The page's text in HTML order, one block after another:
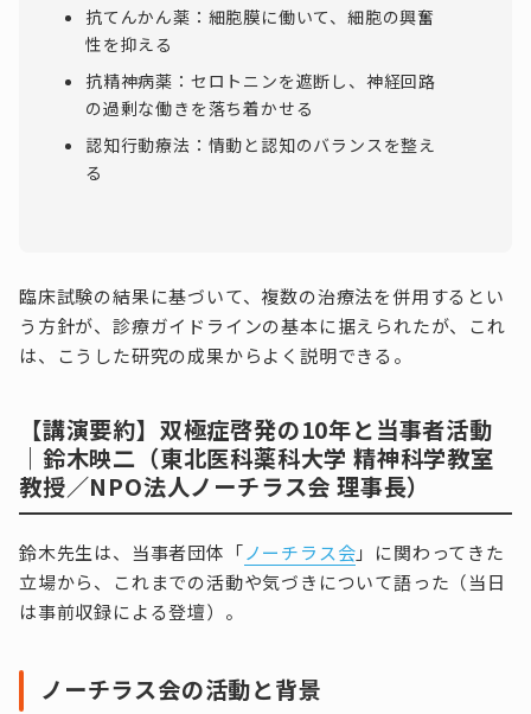
抗てんかん薬：細胞膜に働いて、細胞の興奮
性を抑える
抗精神病薬：セロトニンを遮断し、神経回路
の過剰な働きを落ち着かせる
認知行動療法：情動と認知のバランスを整え
る
臨床試験の結果に基づいて、複数の治療法を併用するとい
う方針が、診療ガイドラインの基本に据えられたが、これ
は、こうした研究の成果からよく説明できる。
【講演要約】双極症啓発の10年と当事者活動
｜鈴木映二（東北医科薬科大学 精神科学教室
教授／NPO法人ノーチラス会 理事長）
鈴木先生は、当事者団体「ノーチラス会」に関わってきた
立場から、これまでの活動や気づきについて語った（当日
は事前収録による登壇）。
ノーチラス会の活動と背景